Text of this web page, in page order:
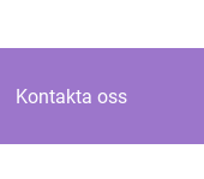
Kontakta oss